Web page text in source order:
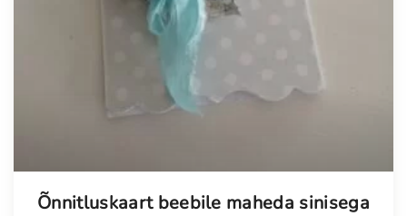
Õnnitluskaart beebile maheda sinisega